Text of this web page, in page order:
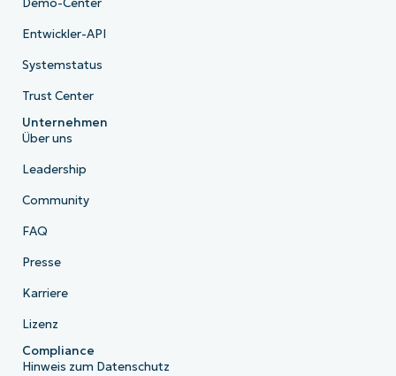
Demo-Center
Entwickler-API
Systemstatus
Trust Center
Unternehmen
Über uns
Leadership
Community
FAQ
Presse
Karriere
Lizenz
Compliance
Hinweis zum Datenschutz